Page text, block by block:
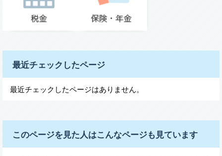
最近チェックしたページ
最近チェックしたページはありません。
このページを見た人はこんなページも見ています